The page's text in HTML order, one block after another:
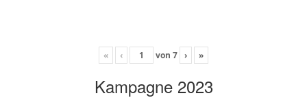
« ‹ von 7 › »
Kampagne 2023